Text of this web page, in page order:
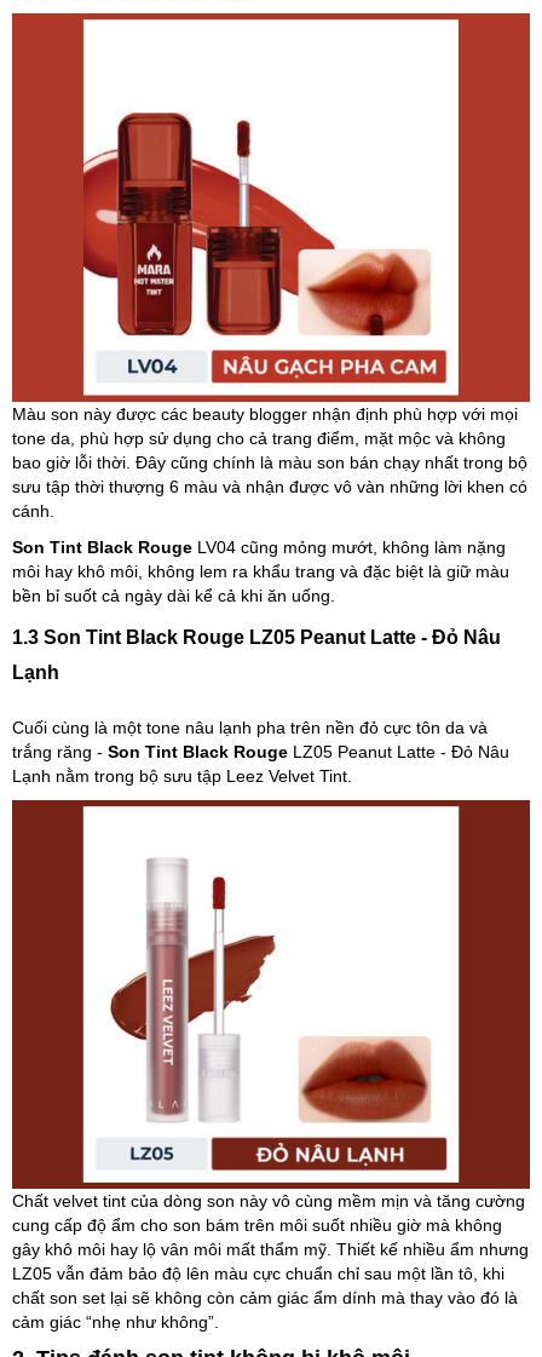
Màu son này được các beauty blogger nhận định phù hợp với mọi
tone da, phù hợp sử dụng cho cả trang điểm, mặt mộc và không
bao giờ lỗi thời. Đây cũng chính là màu son bán chạy nhất trong bộ
sưu tập thời thượng 6 màu và nhận được vô vàn những lời khen có
cánh.
Son Tint Black Rouge LV04 cũng mỏng mướt, không làm nặng
môi hay khô môi, không lem ra khẩu trang và đặc biệt là giữ màu
bền bỉ suốt cả ngày dài kể cả khi ăn uống.
1.3 Son Tint Black Rouge LZ05 Peanut Latte - Đỏ Nâu
Lạnh
Cuối cùng là một tone nâu lạnh pha trên nền đỏ cực tôn da và
trắng răng - Son Tint Black Rouge LZ05 Peanut Latte - Đỏ Nâu
Lạnh nằm trong bộ sưu tập Leez Velvet Tint.
Chất velvet tint của dòng son này vô cùng mềm mịn và tăng cường
cung cấp độ ẩm cho son bám trên môi suốt nhiều giờ mà không
gây khô môi hay lộ vân môi mất thẩm mỹ. Thiết kế nhiều ẩm nhưng
LZ05 vẫn đảm bảo độ lên màu cực chuẩn chỉ sau một lần tô, khi
chất son set lại sẽ không còn cảm giác ẩm dính mà thay vào đó là
cảm giác “nhẹ như không”.